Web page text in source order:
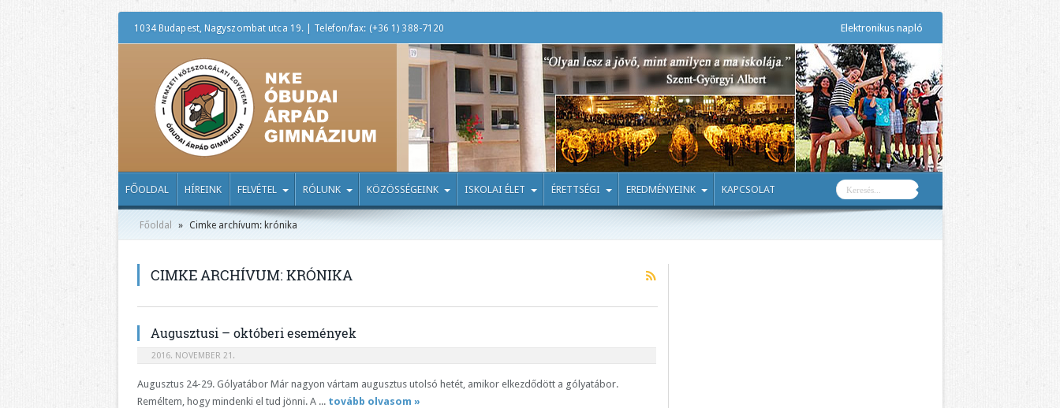
1034 Budapest, Nagyszombat utca 19. | Telefon/fax: (+36 1) 388-7120 Elektronikus napló
FŐOLDAL HÍREINK FELVÉTEL RÓLUNK KÖZÖSSÉGEINK ISKOLAI ÉLET ÉRETTSÉGI EREDMÉNYEINK KAPCSOLAT
Főoldal » Cimke archívum: krónika
CIMKE ARCHÍVUM: KRÓNIKA
Augusztusi – októberi események
2016. NOVEMBER 21.
Augusztus 24-29. Gólyatábor Már nagyon vártam augusztus utolsó hetét, amikor elkezdődött a gólyatábor.
Reméltem, hogy mindenki el tud jönni. A ... tovább olvasom »